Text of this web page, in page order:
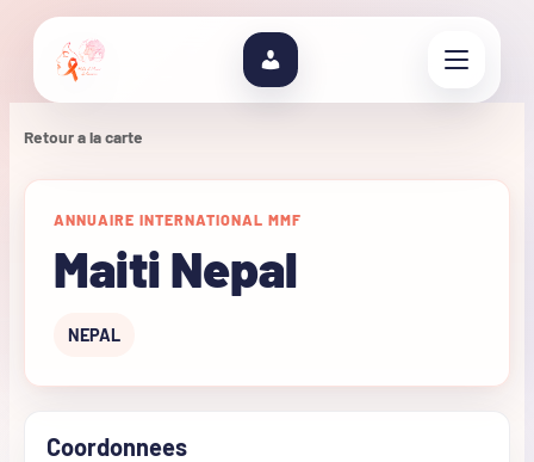
Retour a la carte
ANNUAIRE INTERNATIONAL MMF
Maiti Nepal
NEPAL
Coordonnees